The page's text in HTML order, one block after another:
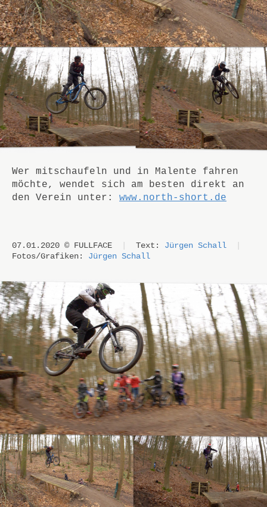
Wer mitschaufeln und in Malente fahren
möchte, wendet sich am besten direkt an
den Verein unter: www.north-short.de
07.01.2020 © FULLFACE Text: Jürgen Schall
Fotos/Grafiken: Jürgen Schall